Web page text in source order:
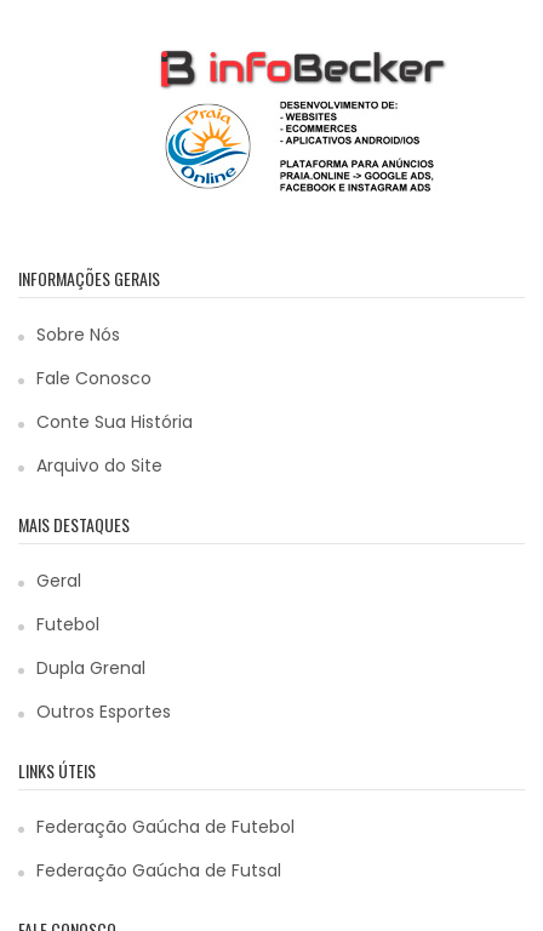
INFORMAÇÕES GERAIS
Sobre Nós
Fale Conosco
Conte Sua História
Arquivo do Site
MAIS DESTAQUES
Geral
Futebol
Dupla Grenal
Outros Esportes
LINKS ÚTEIS
Federação Gaúcha de Futebol
Federação Gaúcha de Futsal